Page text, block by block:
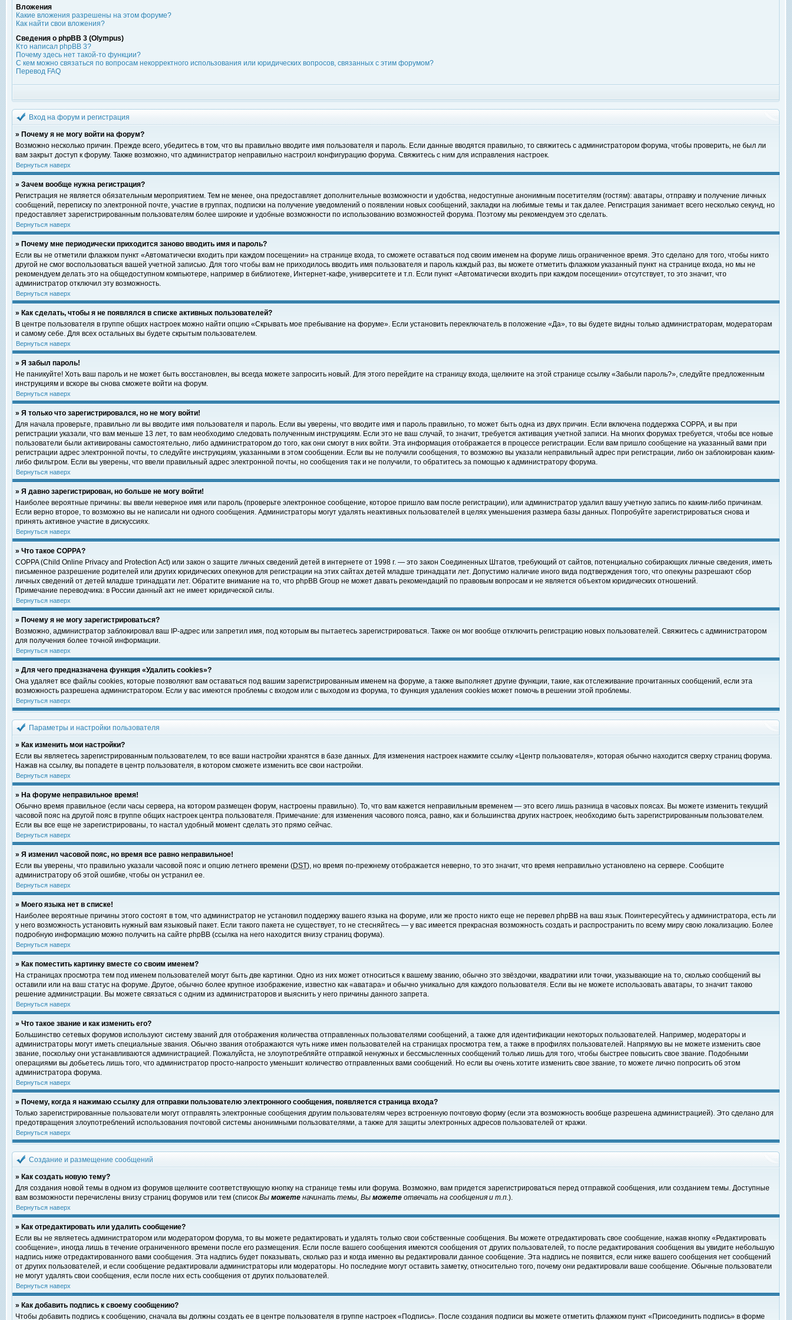
Вложения
Какие вложения разрешены на этом форуме?
Как найти свои вложения?
Сведения о phpBB 3 (Olympus)
Кто написал phpBB 3?
Почему здесь нет такой-то функции?
С кем можно связаться по вопросам некорректного использования или юридических вопросов, связанных с этим форумом?
Перевод FAQ
Вход на форум и регистрация
» Почему я не могу войти на форум?
Возможно несколько причин. Прежде всего, убедитесь в том, что вы правильно вводите имя пользователя и пароль. Если данные вводятся правильно, то свяжитесь с администратором форума, чтобы проверить, не был ли
вам закрыт доступ к форуму. Также возможно, что администратор неправильно настроил конфигурацию форума. Свяжитесь с ним для исправления настроек.
Вернуться наверх
» Зачем вообще нужна регистрация?
Регистрация не является обязательным мероприятием. Тем не менее, она предоставляет дополнительные возможности и удобства, недоступные анонимным посетителям (гостям): аватары, отправку и получение личных
сообщений, переписку по электронной почте, участие в группах, подписки на получение уведомлений о появлении новых сообщений, закладки на любимые темы и так далее. Регистрация занимает всего несколько секунд, но
предоставляет зарегистрированным пользователям более широкие и удобные возможности по использованию возможностей форума. Поэтому мы рекомендуем это сделать.
Вернуться наверх
» Почему мне периодически приходится заново вводить имя и пароль?
Если вы не отметили флажком пункт «Автоматически входить при каждом посещении» на странице входа, то сможете оставаться под своим именем на форуме лишь ограниченное время. Это сделано для того, чтобы никто
другой не смог воспользоваться вашей учетной записью. Для того чтобы вам не приходилось вводить имя пользователя и пароль каждый раз, вы можете отметить флажком указанный пункт на странице входа, но мы не
рекомендуем делать это на общедоступном компьютере, например в библиотеке, Интернет-кафе, университете и т.п. Если пункт «Автоматически входить при каждом посещении» отсутствует, то это значит, что
администратор отключил эту возможность.
Вернуться наверх
» Как сделать, чтобы я не появлялся в списке активных пользователей?
В центре пользователя в группе общих настроек можно найти опцию «Скрывать мое пребывание на форуме». Если установить переключатель в положение «Да», то вы будете видны только администраторам, модераторам
и самому себе. Для всех остальных вы будете скрытым пользователем.
Вернуться наверх
» Я забыл пароль!
Не паникуйте! Хоть ваш пароль и не может быть восстановлен, вы всегда можете запросить новый. Для этого перейдите на страницу входа, щелкните на этой странице ссылку «Забыли пароль?», следуйте предложенным
инструкциям и вскоре вы снова сможете войти на форум.
Вернуться наверх
» Я только что зарегистрировался, но не могу войти!
Для начала проверьте, правильно ли вы вводите имя пользователя и пароль. Если вы уверены, что вводите имя и пароль правильно, то может быть одна из двух причин. Если включена поддержка COPPA, и вы при
регистрации указали, что вам меньше 13 лет, то вам необходимо следовать полученным инструкциям. Если это не ваш случай, то значит, требуется активация учетной записи. На многих форумах требуется, чтобы все новые
пользователи были активированы самостоятельно, либо администратором до того, как они смогут в них войти. Эта информация отображается в процессе регистрации. Если вам пришло сообщение на указанный вами при
регистрации адрес электронной почты, то следуйте инструкциям, указанными в этом сообщении. Если вы не получили сообщения, то возможно вы указали неправильный адрес при регистрации, либо он заблокирован каким-
либо фильтром. Если вы уверены, что ввели правильный адрес электронной почты, но сообщения так и не получили, то обратитесь за помощью к администратору форума.
Вернуться наверх
» Я давно зарегистрирован, но больше не могу войти!
Наиболее вероятные причины: вы ввели неверное имя или пароль (проверьте электронное сообщение, которое пришло вам после регистрации), или администратор удалил вашу учетную запись по каким-либо причинам.
Если верно второе, то возможно вы не написали ни одного сообщения. Администраторы могут удалять неактивных пользователей в целях уменьшения размера базы данных. Попробуйте зарегистрироваться снова и
принять активное участие в дискуссиях.
Вернуться наверх
» Что такое COPPA?
COPPA (Child Online Privacy and Protection Act) или закон о защите личных сведений детей в интернете от 1998 г. — это закон Соединенных Штатов, требующий от сайтов, потенциально собирающих личные сведения, иметь
письменное разрешение родителей или других юридических опекунов для регистрации на этих сайтах детей младше тринадцати лет. Допустимо наличие иного вида подтверждения того, что опекуны разрешают сбор
личных сведений от детей младше тринадцати лет. Обратите внимание на то, что phpBB Group не может давать рекомендаций по правовым вопросам и не является объектом юридических отношений.
Примечание переводчика: в России данный акт не имеет юридической силы.
Вернуться наверх
» Почему я не могу зарегистрироваться?
Возможно, администратор заблокировал ваш IP-адрес или запретил имя, под которым вы пытаетесь зарегистрироваться. Также он мог вообще отключить регистрацию новых пользователей. Свяжитесь с администратором
для получения более точной информации.
Вернуться наверх
» Для чего предназначена функция «Удалить cookies»?
Она удаляет все файлы cookies, которые позволяют вам оставаться под вашим зарегистрированным именем на форуме, а также выполняет другие функции, такие, как отслеживание прочитанных сообщений, если эта
возможность разрешена администратором. Если у вас имеются проблемы с входом или с выходом из форума, то функция удаления cookies может помочь в решении этой проблемы.
Вернуться наверх
Параметры и настройки пользователя
» Как изменить мои настройки?
Если вы являетесь зарегистрированным пользователем, то все ваши настройки хранятся в базе данных. Для изменения настроек нажмите ссылку «Центр пользователя», которая обычно находится сверху страниц форума.
Нажав на ссылку, вы попадете в центр пользователя, в котором сможете изменить все свои настройки.
Вернуться наверх
» На форуме неправильное время!
Обычно время правильное (если часы сервера, на котором размещен форум, настроены правильно). То, что вам кажется неправильным временем — это всего лишь разница в часовых поясах. Вы можете изменить текущий
часовой пояс на другой пояс в группе общих настроек центра пользователя. Примечание: для изменения часового пояса, равно, как и большинства других настроек, необходимо быть зарегистрированным пользователем.
Если вы все еще не зарегистрированы, то настал удобный момент сделать это прямо сейчас.
Вернуться наверх
» Я изменил часовой пояс, но время все равно неправильное!
Если вы уверены, что правильно указали часовой пояс и опцию летнего времени (DST), но время по-прежнему отображается неверно, то это значит, что время неправильно установлено на сервере. Сообщите
администратору об этой ошибке, чтобы он устранил ее.
Вернуться наверх
» Моего языка нет в списке!
Наиболее вероятные причины этого состоят в том, что администратор не установил поддержку вашего языка на форуме, или же просто никто еще не перевел phpBB на ваш язык. Поинтересуйтесь у администратора, есть ли
у него возможность установить нужный вам языковый пакет. Если такого пакета не существует, то не стесняйтесь — у вас имеется прекрасная возможность создать и распространить по всему миру свою локализацию. Более
подробную информацию можно получить на сайте phpBB (ссылка на него находится внизу страниц форума).
Вернуться наверх
» Как поместить картинку вместе со своим именем?
На страницах просмотра тем под именем пользователей могут быть две картинки. Одно из них может относиться к вашему званию, обычно это звёздочки, квадратики или точки, указывающие на то, сколько сообщений вы
оставили или на ваш статус на форуме. Другое, обычно более крупное изображение, известно как «аватара» и обычно уникально для каждого пользователя. Если вы не можете использовать аватары, то значит таково
решение администрации. Вы можете связаться с одним из администраторов и выяснить у него причины данного запрета.
Вернуться наверх
» Что такое звание и как изменить его?
Большинство сетевых форумов используют систему званий для отображения количества отправленных пользователями сообщений, а также для идентификации некоторых пользователей. Например, модераторы и
администраторы могут иметь специальные звания. Обычно звания отображаются чуть ниже имен пользователей на страницах просмотра тем, а также в профилях пользователей. Напрямую вы не можете изменить свое
звание, поскольку они устанавливаются администрацией. Пожалуйста, не злоупотребляйте отправкой ненужных и бессмысленных сообщений только лишь для того, чтобы быстрее повысить свое звание. Подобными
операциями вы добьетесь лишь того, что администратор просто-напросто уменьшит количество отправленных вами сообщений. Но если вы очень хотите изменить свое звание, то можете лично попросить об этом
администратора форума.
Вернуться наверх
» Почему, когда я нажимаю ссылку для отправки пользователю электронного сообщения, появляется страница входа?
Только зарегистрированные пользователи могут отправлять электронные сообщения другим пользователям через встроенную почтовую форму (если эта возможность вообще разрешена администрацией). Это сделано для
предотвращения злоупотреблений использования почтовой системы анонимными пользователями, а также для защиты электронных адресов пользователей от кражи.
Вернуться наверх
Создание и размещение сообщений
» Как создать новую тему?
Для создания новой темы в одном из форумов щелкните соответствующую кнопку на странице темы или форума. Возможно, вам придется зарегистрироваться перед отправкой сообщения, или созданием темы. Доступные
вам возможности перечислены внизу страниц форумов или тем (список Вы можете начинать темы, Вы можете отвечать на сообщения и т.п.).
Вернуться наверх
» Как отредактировать или удалить сообщение?
Если вы не являетесь администратором или модератором форума, то вы можете редактировать и удалять только свои собственные сообщения. Вы можете отредактировать свое сообщение, нажав кнопку «Редактировать
сообщение», иногда лишь в течение ограниченного времени после его размещения. Если после вашего сообщения имеются сообщения от других пользователей, то после редактирования сообщения вы увидите небольшую
надпись ниже отредактированного вами сообщения. Эта надпись будет показывать, сколько раз и когда именно вы редактировали данное сообщение. Эта надпись не появится, если ниже вашего сообщения нет сообщений
от других пользователей, и если сообщение редактировали администраторы или модераторы. Но последние могут оставить заметку, относительно того, почему они редактировали ваше сообщение. Обычные пользователи
не могут удалять свои сообщения, если после них есть сообщения от других пользователей.
Вернуться наверх
» Как добавить подпись к своему сообщению?
Чтобы добавить подпись к сообщению, сначала вы должны создать ее в центре пользователя в группе настроек «Подпись». После создания подписи вы можете отметить флажком пункт «Присоединить подпись» в форме